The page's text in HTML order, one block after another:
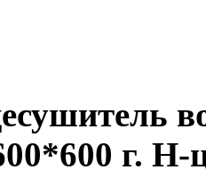
г. Н-